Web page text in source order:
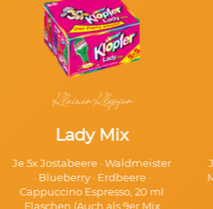
Kleiner Klopfer
Lady Mix
Je 5x Jostabeere · Waldmeister
· Blueberry · Erdbeere ·
Cappuccino Espresso, 20 ml
Flaschen (Auch als 9er Mix